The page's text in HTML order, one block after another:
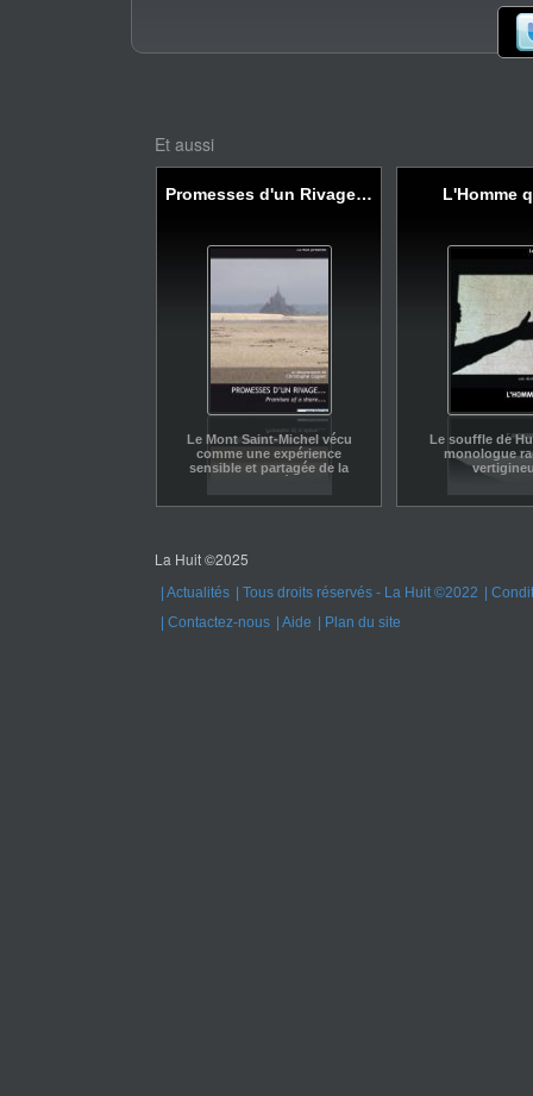
Et aussi
Promesses d'un Rivage…
Le Mont Saint-Michel vécu
comme une expérience
sensible et partagée de la
L'Homme
Le souffle de
monologue
La Huit ©2025
Actualités Tous droits réservés - La Huit ©2022
Contactez-nous
Aide Plan du site